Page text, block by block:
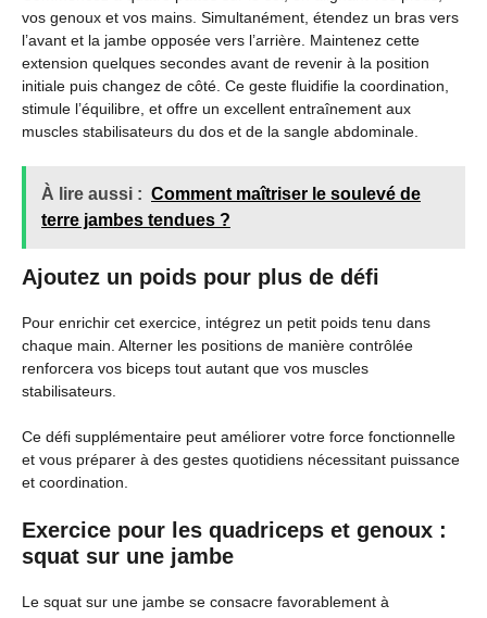
vos genoux et vos mains. Simultanément, étendez un bras vers
l’avant et la jambe opposée vers l’arrière. Maintenez cette
extension quelques secondes avant de revenir à la position
initiale puis changez de côté. Ce geste fluidifie la coordination,
stimule l’équilibre, et offre un excellent entraînement aux
muscles stabilisateurs du dos et de la sangle abdominale.
À lire aussi : Comment maîtriser le soulevé de
terre jambes tendues ?
Ajoutez un poids pour plus de défi
Pour enrichir cet exercice, intégrez un petit poids tenu dans
chaque main. Alterner les positions de manière contrôlée
renforcera vos biceps tout autant que vos muscles
stabilisateurs.
Ce défi supplémentaire peut améliorer votre force fonctionnelle
et vous préparer à des gestes quotidiens nécessitant puissance
et coordination.
Exercice pour les quadriceps et genoux :
squat sur une jambe
Le squat sur une jambe se consacre favorablement à